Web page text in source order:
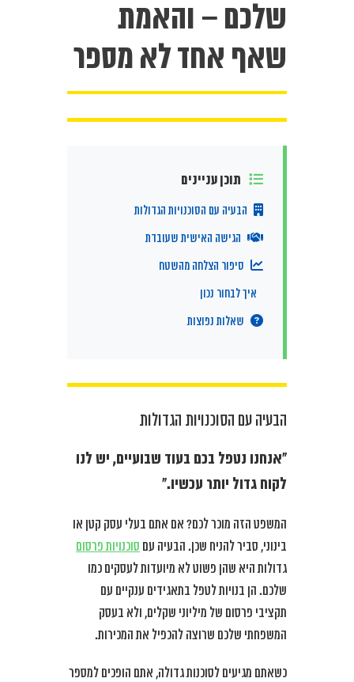
שלכם – והאמת
שאף אחד לא מספר
תוכן עניינים
הבעיה עם הסוכנויות הגדולות
הגישה האישית שעובדת
סיפור הצלחה מהשטח
איך לבחור נכון
שאלות נפוצות
הבעיה עם הסוכנויות הגדולות
“אנחנו נטפל בכם בעוד שבועיים, יש לנו
לקוח גדול יותר עכשיו.”
המשפט הזה מוכר לכם? אם אתם בעלי עסק קטן או
בינוני, סביר להניח שכן. הבעיה עם סוכנויות פרסום
גדולות היא שהן פשוט לא מיועדות לעסקים כמו
שלכם. הן בנויות לטפל בתאגידים ענקיים עם
תקציבי פרסום של מיליוני שקלים, ולא בעסק
המשפחתי שלכם שרוצה להכפיל את המכירות.
כשאתם מגיעים לסוכנות גדולה, אתם הופכים למספר